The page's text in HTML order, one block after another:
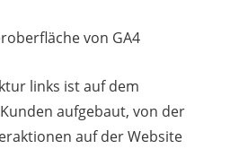
links ist auf dem
aufgebaut, von der
auf der Website